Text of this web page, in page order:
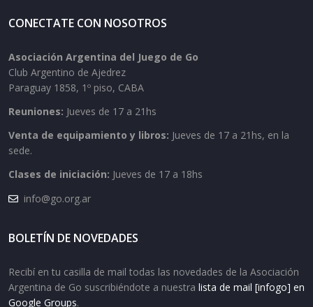
CONECTATE CON NOSOTROS
Asociación Argentina del Juego de Go
Club Argentino de Ajedrez
Paraguay 1858, 1º piso, CABA
Reuniones: Jueves de 17 a 21hs
Venta de equipamiento y libros: Jueves de 17 a 21hs, en la
sede.
Clases de iniciación: Jueves de 17 a 18hs
info@go.org.ar
BOLETÍN DE NOVEDADES
Recibí en tu casilla de mail todas las novedades de la Asociación
Argentina de Go suscribiéndote a nuestra lista de mail [infogo] en
Google Groups.